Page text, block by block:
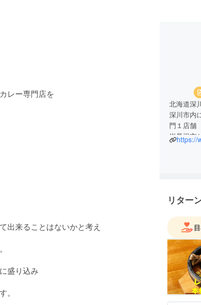
レー専門店を
出来ることはないかと考え
盛り込み
。
北海道深
深川市内
門１店舗
岩見沢市
岩見沢
地元のお
海道深川
https://
リター